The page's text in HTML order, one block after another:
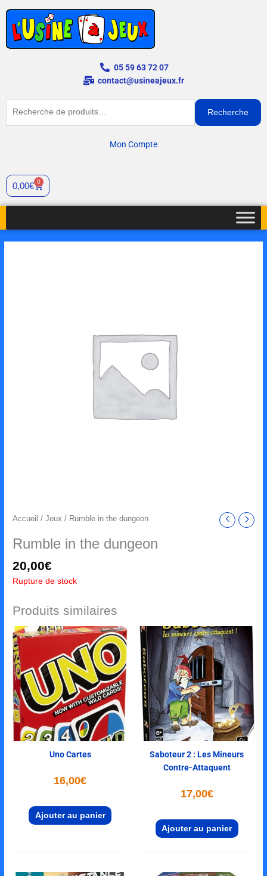
contenu
05 59 63 72 07
contact@usineajeux.fr
Recherche
Mon Compte
0,00€ 0
Cart
Accueil /Jeux / Rumble in the dungeon
Rumble in the dungeon
20,00€
Rupture de stock
Produits similaires
Uno Cartes
16,00€
Ajouter au panier
Saboteur 2 : Les Mineurs
Contre-Attaquent
17,00€
Ajouter au panier